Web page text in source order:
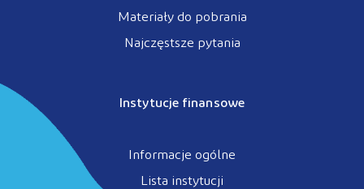
Materiały do pobrania
Najczęstsze pytania
Instytucje finansowe
Informacje ogólne
Lista instytucji